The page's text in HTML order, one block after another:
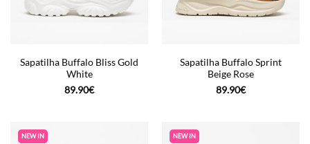
Sapatilha Buffalo Bliss Gold
White
89.90€
Sapatilha Buffalo Sprint
Beige Rose
89.90€
NEW IN NEW IN